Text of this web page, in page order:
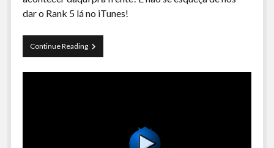
dar o Rank 5 lá no iTunes!
Continue ReadingPreacher
S01E04